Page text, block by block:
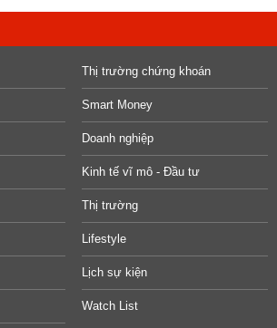
Thị trường chứng khoán
Smart Money
Doanh nghiệp
Kinh tế vĩ mô - Đầu tư
Thị trường
Lifestyle
Lịch sự kiện
Watch List